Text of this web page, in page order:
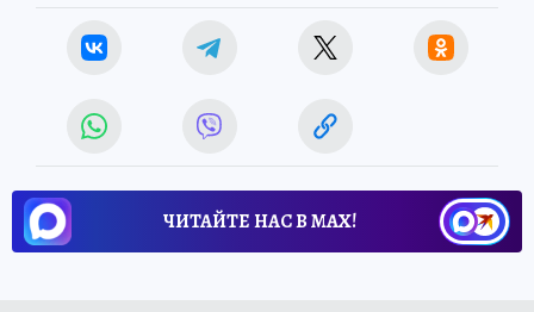
ЧИТАЙТЕ НАС В МАХ!